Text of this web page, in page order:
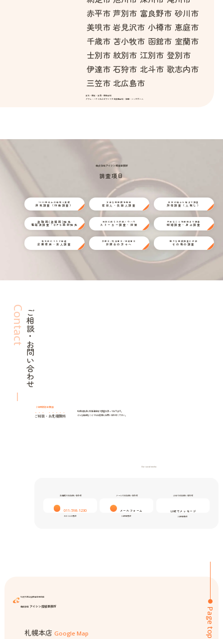
赤平市 芦別市 富良野市 砂川市
美唄市 岩見沢市 小樽市 恵庭市
千歳市 苫小牧市 函館市 室蘭市
士別市 紋別市 江別市 登別市
伊達市 石狩市 北斗市 歌志内市
三笠市 北広島市
東北・関東・東海・関西全域
グアム・ハワイおよびアメリカ合衆国全域・韓国・シンガポール
株式会社アイシン探偵事務所
調査項目
1000件以上の経験と実績
浮気調査（行動調査）
万全な情報網を駆使
家出人・失踪人調査
日本の端から端まで調査
所在調査（人探し）
盗聴器(盗撮器)発見
電磁波調査・GPS器材発見
状況に応じた対応ノウハウ
ストーカー調査・対策
不安なことを細部まで調査
結婚調査・身上調査
取引前にリスク回避
企業信用・法人調査
弁護士/司法書士/行政書士
弁護士の方々へ
様々な探偵調査に対応
その他の調査
ご相談・お問い合わせ
Contact
24時間年中無休
ご相談 ・ お見積無料
札幌を拠点に北海道全域で調査を承っております。
どんな些細なことでもお気軽にお問い合わせください。
Our social media
お電話でのお問い合わせ
011-598-1230
9:00-24:00受付
メールでのお問い合わせ
メールフォーム
24時間受付
LINEでのお問い合わせ
LINEでメッセージ
24時間受付
Page top
札幌弁護士協同組合特約店
株式会社 アイシン探偵事務所
札幌本店 Google Map